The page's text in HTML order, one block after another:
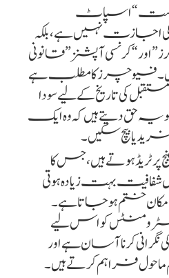
“اسپاٹ
نہیں ہے، بلکہ
“کرنسی آپشنز” قانونی
فیوچرز کا مطلب ہے
کی تاریخ کے لیے سودا
کو یہ حق دیتے ہیں کہ وہ ایک
یا بیچ سکیں۔
ٹریڈ ہوتے ہیں، جس کا
بہت زیادہ ہوتی
ختم ہو جاتا ہے۔
کو اس لیے
نگرانی کرنا آسان ہے اور
فراہم کرتے ہیں۔